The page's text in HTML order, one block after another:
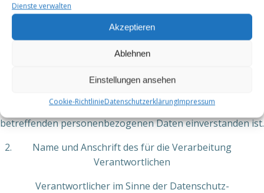
Dienste verwalten
Akzeptieren
Ablehnen
Einstellungen ansehen
Cookie-RichtlinieDatenschutzerklärungImpressum
k) Einwilligung
Einwilligung ist jede von der betroffenen Person freiwillig
für den bestimmten Fall in informierter Weise und
Form einer Erklärung oder einer sonstigen eindeutigen
verstehen gibt, dass sie mit der Verarbeitung der sie
betreffenden personenbezogenen Daten einverstanden ist.
Name und Anschrift des für die Verarbeitung
Verantwortlichen
Verantwortlicher im Sinne der Datenschutz-